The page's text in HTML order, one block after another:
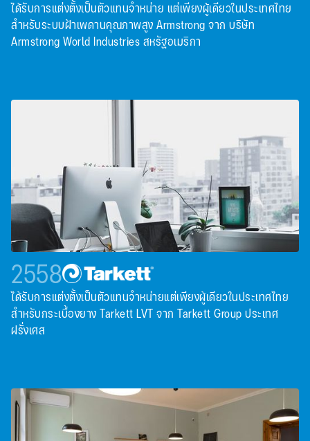
ได้รับการแต่งตั้งเป็นตัวแทนจําหน่าย แต่เพียงผู้เดียวในประเทศไทย
สําหรับระบบฝ้าเพดานคุณภาพสูง Armstrong จาก บริษัท
Armstrong World Industries สหรัฐอเมริกา
2558
ได้รับการแต่งตั้งเป็นตัวแทนจําหน่ายแต่เพียงผู้เดียวในประเทศไทย
สําหรับกระเบื้องยาง Tarkett LVT จาก Tarkett Group ประเทศ
ฝรั่งเศส